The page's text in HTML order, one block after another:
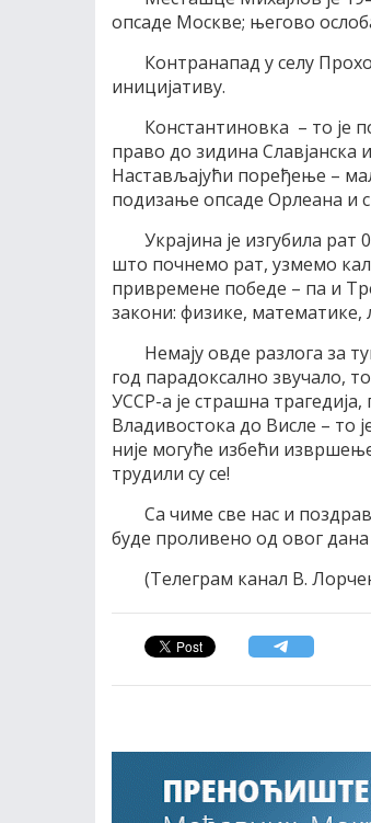
опсаде Москве; његово
Контранапад у селу
иницијативу.
Константиновка – то је
право до зидина Славјанска
Настављајући поређење –
подизање опсаде Орлеана и
Украјина је изгубила рат
што почнемо рат, узмемо
привремене победе – па и
закони: физике, математике,
Немају овде разлога за
год парадоксално звучало,
УССР-а је страшна
Владивостока до Висле – то
није могуће избећи
трудили су се!
Са чиме све нас и
буде проливено од овог
(Телеграм канал В.